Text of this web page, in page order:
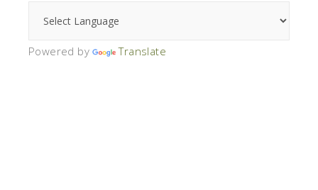
Powered by Translate